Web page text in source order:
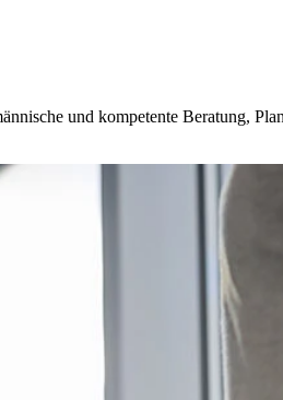
und kompetente Beratung,